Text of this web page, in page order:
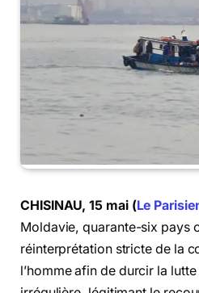
CHISINAU, 15 mai (Le
Moldavie, quarante-six pays
réinterprétation stricte de la
l’homme afin de durcir la